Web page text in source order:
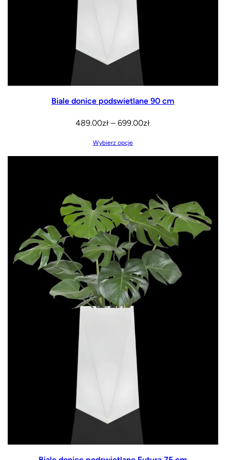
Biale donice podswietlane 90 cm
489.00zł – 699.00złZakres
699.00zł
Wybierz opcje